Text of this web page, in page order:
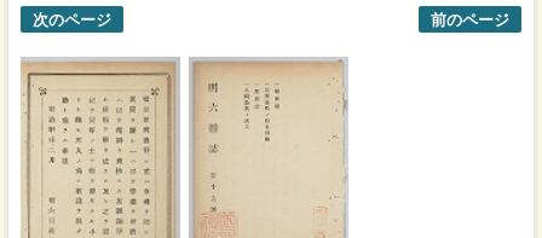
次のページ 前のページ